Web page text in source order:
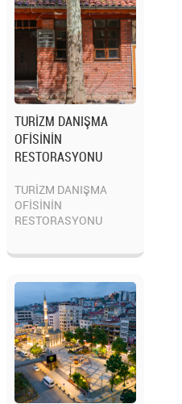
TURİZM DANIŞMA
OFİSİNİN
RESTORASYONU
TURİZM DANIŞMA
OFİSİNİN
RESTORASYONU